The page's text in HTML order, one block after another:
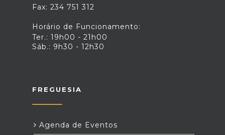
Fax: 234 751 312
Horário de Funcionamento:
Ter.: 19h00 - 21h00
Sáb.: 9h30 - 12h30
FREGUESIA
Agenda de Eventos